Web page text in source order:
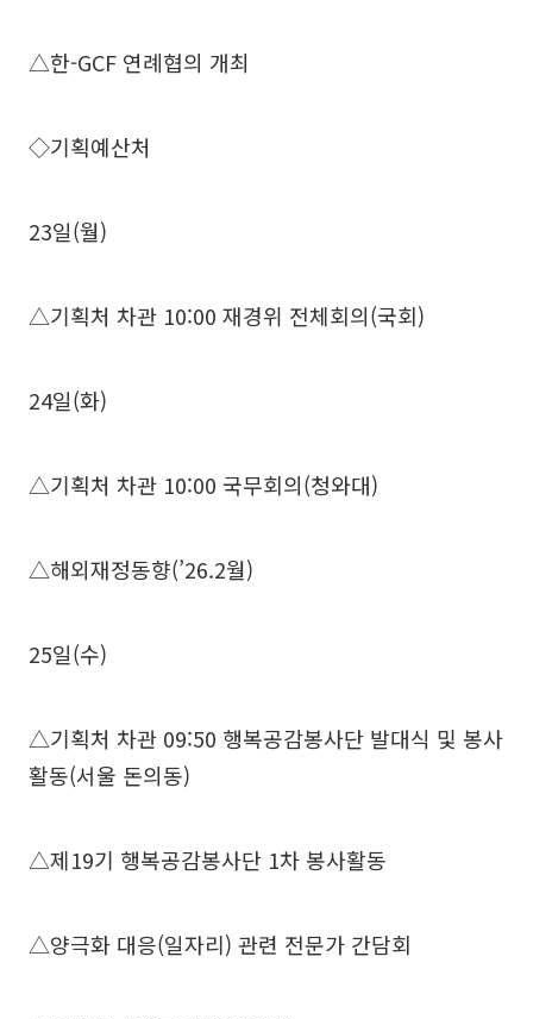
△한-GCF 연례협의 개최
◇기획예산처
23일(월)
△기획처 차관 10:00 재경위 전체회의(국회)
24일(화)
△기획처 차관 10:00 국무회의(청와대)
△해외재정동향(’26.2월)
25일(수)
△기획처 차관 09:50 행복공감봉사단 발대식 및 봉사
활동(서울 돈의동)
△제19기 행복공감봉사단 1차 봉사활동
△양극화 대응(일자리) 관련 전문가 간담회